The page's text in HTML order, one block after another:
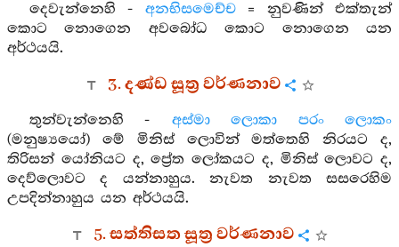
දෙවැන්නෙහි -අනභිසමෙච්ච = නුවණින් එක්තැන්
කොට නොගෙන අවබෝධ කොට නොගෙන යන
අර්ථයයි.
3. දණ්ඩ සූත්‍ර වර්ණනාව
තුන්වැන්නෙහි - අස්මා ලොකා පරං ලොකං
(මනුෂ්‍යයෝ) මේ මිනිස් ලොවින් මත්තෙහි නිරයට ද,
තිරිසන් යෝනියට ද, ප්‍රේත ලෝකයට ද, මිනිස් ලොවට ද,
දෙව්ලොවට ද යන්නාහුය. නැවත නැවත සසරෙහිම
උපදින්නාහුය යන අර්ථයයි.
5. සත්තිසත සූත්‍ර වර්ණනාව